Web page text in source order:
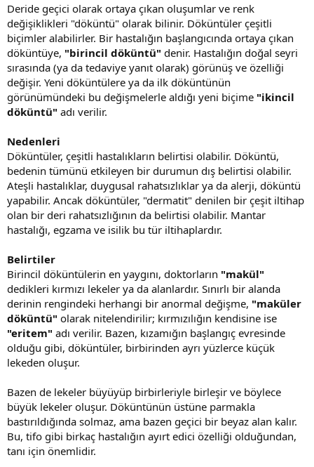
a
n
h
Deride geçici olarak ortaya çıkan oluşumlar ve renk
değişiklikleri "döküntü" olarak bilinir. Döküntüler çeşitli
biçimler alabilirler. Bir hastalığın başlangıcında ortaya çıkan
döküntüye, "birincil döküntü" denir. Hastalığın doğal seyri
sırasında (ya da tedaviye yanıt olarak) görünüş ve özelliği
değişir. Yeni döküntülere ya da ilk döküntünün
görünümündeki bu değişmelerle aldığı yeni biçime "ikincil
döküntü" adı verilir.
Nedenleri
Döküntüler, çeşitli hastalıkların belirtisi olabilir. Döküntü,
bedenin tümünü etkileyen bir durumun dış belirtisi olabilir.
Ateşli hastalıklar, duygusal rahatsızlıklar ya da alerji, döküntü
yapabilir. Ancak döküntüler, "dermatit" denilen bir çeşit iltihap
olan bir deri rahatsızlığının da belirtisi olabilir. Mantar
hastalığı, egzama ve isilik bu tür iltihaplardır.
Belirtiler
Birincil döküntülerin en yaygını, doktorların "makül"
dedikleri kırmızı lekeler ya da alanlardır. Sınırlı bir alanda
derinin rengindeki herhangi bir anormal değişme, "maküler
döküntü" olarak nitelendirilir; kırmızılığın kendisine ise
"eritem" adı verilir. Bazen, kızamığın başlangıç evresinde
olduğu gibi, döküntüler, birbirinden ayrı yüzlerce küçük
lekeden oluşur.
Bazen de lekeler büyüyüp birbirleriyle birleşir ve böylece
büyük lekeler oluşur. Döküntünün üstüne parmakla
bastırıldığında solmaz, ama bazen geçici bir beyaz alan kalır.
Bu, tifo gibi birkaç hastalığın ayırt edici özelliği olduğundan,
tanı için önemlidir.